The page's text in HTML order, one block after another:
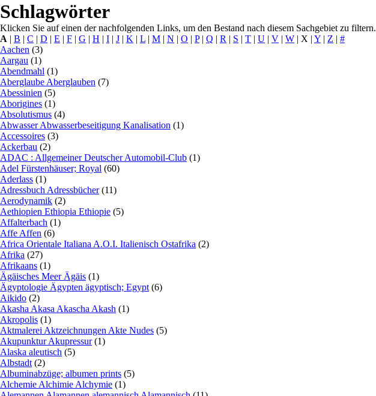
Schlagwörter
Klicken Sie auf einen der nachfolgenden Links, um den Bestand nach diesem Sachgebiet zu filtern.
A | B | C | D | E | F | G | H | I | J | K | L | M | N | O | P| Q | R | S | T | U | V | W | X | Y | Z | #
Aachen (3)
Aargau (1)
Abendmahl (1)
Aberglaube Aberglauben (7)
Abessinien (5)
Aborigines (1)
Absolutismus (4)
Abwasser Abwasserbeseitigung Kanalisation (1)
Accessoires (3)
Ackerbau (2)
ADAC : Allgemeiner Deutscher Automobil-Club (1)
Adel Fürstenhäuser; Royal (60)
Aderlass (1)
Adressbuch Adressbücher (11)
Aerodynamik (2)
Aethiopien Ethiopia Ethiopie (5)
Affalterbach (1)
Affe Affen (6)
Africa Orientale Italiana A.O.I. Italienisch Ostafrika (2)
Afrika (27)
Afrikaans (1)
Ägäisches Meer Ägäis (1)
Ägyptologie Ägypten ägyptisch; Egypt (6)
Aikido (2)
Akasha Akasa Akascha Akash (1)
Akropolis (1)
Aktmalerei Aktzeichnungen Akte Nudes (5)
Akupunktur Akupressur (1)
Alaska aleutisch (5)
Albstadt (2)
Albuminabzüge; albumen prints (5)
Alchemie Alchimie Alchymie (1)